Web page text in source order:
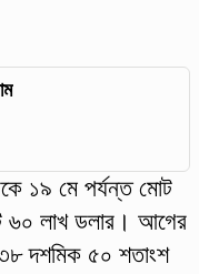
১৯ মে পর্যন্ত মোট
৬০ লাখ ডলার। আগের
দশমিক ৫০ শতাংশ